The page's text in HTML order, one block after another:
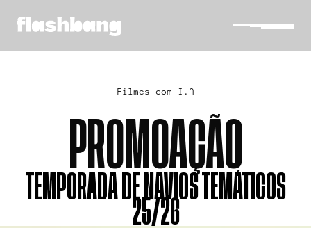
Filmes com I.A
PROMOAÇÃO
TEMPORADA DE NAVIOS TEMÁTICOS
25/26